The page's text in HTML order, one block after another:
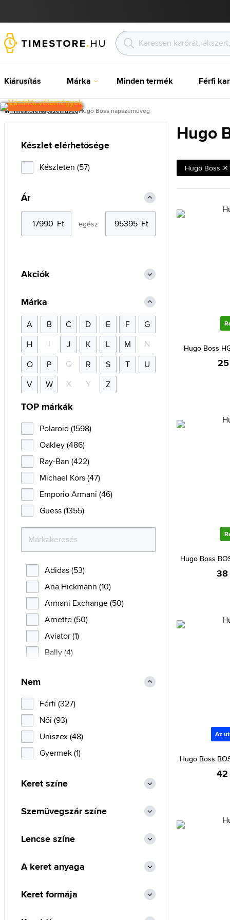
Kiárusítás Márka Minden termék Férfi
TimestoreNapszemüvegHugo Boss napszemüveg
Hugo
Hugo Boss
Hugo Boss
Hugo Boss
38
Az
Hugo Boss
42
Készlet elérhetősége
Készleten (57)
Ár
egész
Akciók
Márka
A B C D E F
G
H
I J K L M
N
O
P Q R S T
U
V
W X Y Z
TOP márkák
Polaroid (1598)
Oakley (486)
Ray-Ban (422)
Michael Kors (47)
Emporio Armani (46)
Guess (1355)
Adidas (53)
Ana Hickmann (10)
Armani Exchange (50)
Arnette (50)
Aviator (1)
Bally (4)
Bolle (9)
Bolon (9)
Calvin Klein (13)
Calvin Klein Jeans (15)
Carrera (716)
Chiara Ferragni (2)
Chopard (2)
Daniel Wellington (8)
Dsquared2 (5)
Nem
Férfi (327)
Női (93)
Uniszex (48)
Gyermek (1)
Keret színe
Szemüvegszár színe
Lencse színe
A keret anyaga
Keret formája